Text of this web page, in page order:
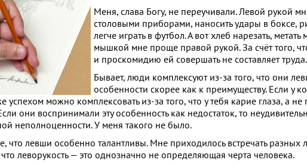
Меня, слава Богу, не переучивали. Левой рукой
столовыми приборами, наносить удары в боксе,
легче играть в футбол. А вот хлеб нарезать,
мышкой мне проще правой рукой. За счёт того,
и проскомидию ей совершать не составляет труда.
Бывает, люди комплексуют из-за того, что они
особенности скорее как к преимуществу. Если у
можно комплексовать из-за того, что у тебя карие глаза, а не
они воспринимали эту особенность как недостаток, то
неполноценности. У меня такого не было.
что левши особенно талантливы. Мне приходилось встречать разных
леворукость — это однозначно не определяющая черта человека.